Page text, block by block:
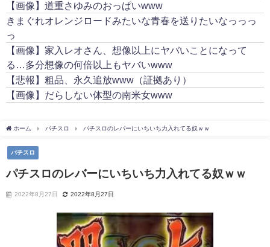
【画像】道重さゆみのおっぱいwww
きまぐれオレンジロードみたいな青春を送りたいなっっっ
っ
【画像】家入レオさん、想像以上にヤバいことになって
る…多分想像の何倍以上もヤバいwww
【悲報】粗品、永久追放www（証拠あり）
【画像】だらしない体型の南米女www
ホーム パチスロ パチスロのレバーにいちいち力入れてる奴ｗｗ
パチスロ
パチスロのレバーにいちいち力入れてる奴ｗｗ
2022年8月27日 2022年8月27日